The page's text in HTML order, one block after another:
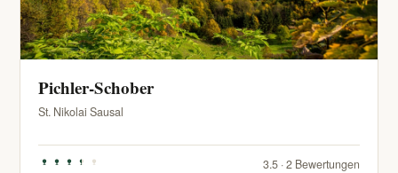
Pichler-Schober
St. Nikolai Sausal
3.5 · 2 Bewertungen